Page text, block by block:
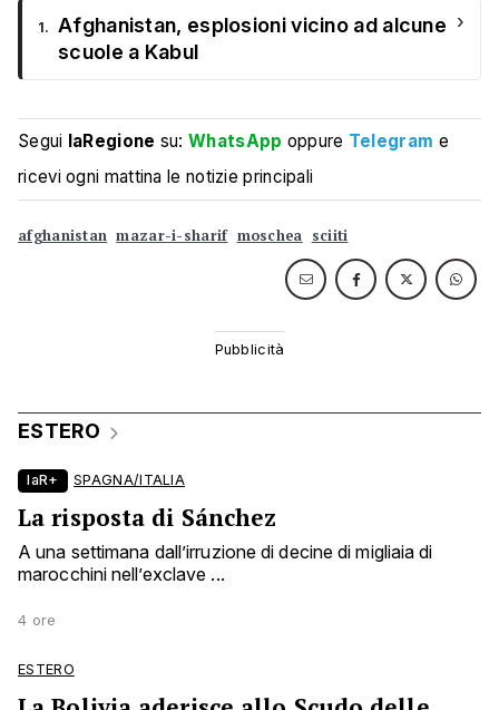
1. Afghanistan, esplosioni vicino ad alcune
scuole a Kabul
›
Segui laRegione su:WhatsApp oppure Telegram e
ricevi ogni mattina le notizie principali
afghanistan mazar-i-sharif moschea sciiti
ESTERO
laR+ SPAGNA/ITALIA
La risposta di Sánchez
A una settimana dall’irruzione di decine di migliaia di
marocchini nell’exclave ...
4 ore
ESTERO